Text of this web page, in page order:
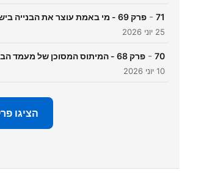
71
- פרק 69 - מי באמת עוצר את הבנייה בישראל? עם אוריאל אהרונוב
25 יוני 2026
70
- פרק 68 - המיתוס המסוכן של מעמד הביניים: עוד דירה להשקעה עם יוני הלל
10 יוני 2026
הציגו